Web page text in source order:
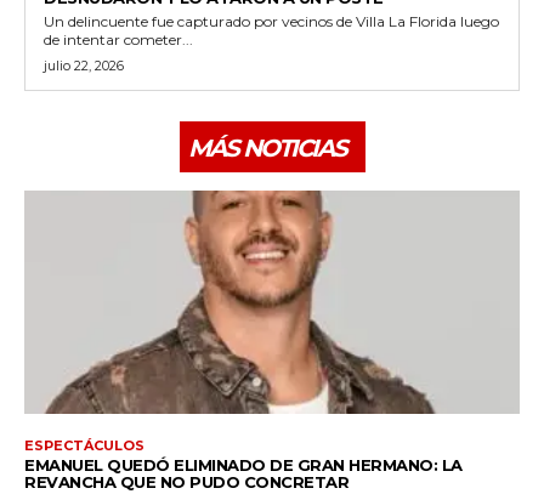
Un delincuente fue capturado por vecinos de Villa La Florida luego
de intentar cometer...
julio 22, 2026
MÁS NOTICIAS
ESPECTÁCULOS
EMANUEL QUEDÓ ELIMINADO DE GRAN HERMANO: LA
REVANCHA QUE NO PUDO CONCRETAR